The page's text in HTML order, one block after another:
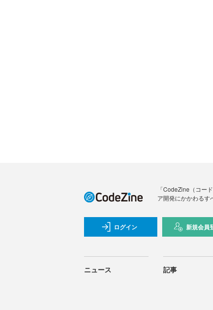
「CodeZine（コー
ア開発にかかわるす
ログイン 新規会員
ニュース 記事